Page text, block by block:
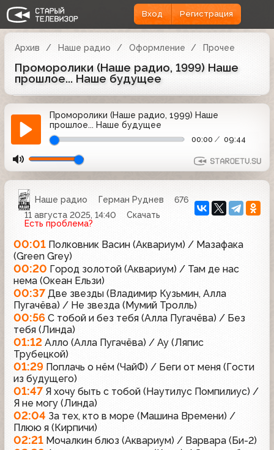
Вход Регистрация
Архив Наше радио Оформление Прочее
Проморолики (Наше радио, 1999) Наше
прошлое... Наше будущее
Проморолики (Наше радио, 1999) Наше
прошлое... Наше будущее
00:00 09:44
Наше радио Герман Руднев
676
11 августа 2025, 14:40
Скачать
Есть проблема?
00:01 Полковник Васин (Аквариум) / Мазафака
(Green Grey)
00:20 Город золотой (Аквариум) / Там де нас
нема (Океан Ельзи)
00:37 Две звезды (Владимир Кузьмин, Алла
Пугачёва) / Не звезда (Мумий Тролль)
00:56 С тобой и без тебя (Алла Пугачёва) / Без
тебя (Линда)
01:12 Алло (Алла Пугачёва) / Ау (Ляпис
Трубецкой)
01:29 Поплачь о нём (ЧайФ) / Беги от меня (Гости
из будущего)
01:47 Я хочу быть с тобой (Наутилус Помпилиус) /
Я не могу (Линда)
02:04 За тех, кто в море (Машина Времени) /
Плюю я (Кирпичи)
02:21 Мочалкин блюз (Аквариум) / Варвара (Би-2)